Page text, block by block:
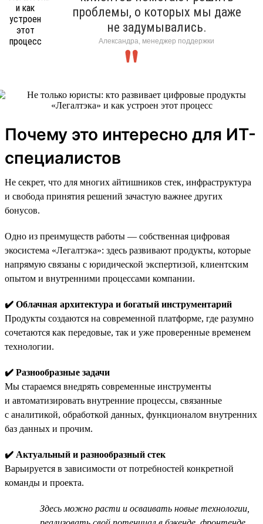
проблемы, о которых мы даже
не задумывались.
Александра, менеджер поддержки
Почему это интересно для ИТ-
специалистов
Не секрет, что для многих айтишников стек, инфраструктура
и свобода принятия решений зачастую важнее других
бонусов.
Одно из преимуществ работы — собственная цифровая
экосистема «Легалтэка»: здесь развивают продукты, которые
напрямую связаны с юридической экспертизой, клиентским
опытом и внутренними процессами компании.
✔️ Облачная архитектура и богатый инструментарий
Продукты создаются на современной платформе, где разумно
сочетаются как передовые, так и уже проверенные временем
технологии.
✔️ Разнообразные задачи
Мы стараемся внедрять современные инструменты
и автоматизировать внутренние процессы, связанные
с аналитикой, обработкой данных, функционалом внутренних
баз данных и прочим.
✔️ Актуальный и разнообразный стек
Варьируется в зависимости от потребностей конкретной
команды и проекта.
Здесь можно расти и осваивать новые технологии,